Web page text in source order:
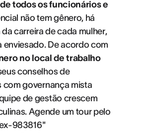
todos os funcionários e
não tem gênero, há
carreira de cada mulher,
enviesado. De acordo com
no local de trabalho
conselhos de
com governança mista
de gestão crescem
Agende um tour pelo
983816"